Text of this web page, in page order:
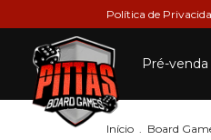
Política de
Pré-venda
Início . Board